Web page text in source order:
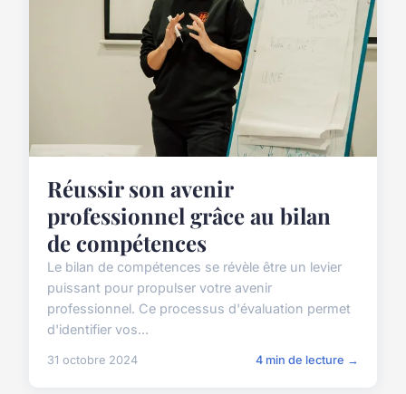
Réussir son avenir
professionnel grâce au bilan
de compétences
Le bilan de compétences se révèle être un levier
puissant pour propulser votre avenir
professionnel. Ce processus d'évaluation permet
d'identifier vos...
31 octobre 2024 4 min de lecture →